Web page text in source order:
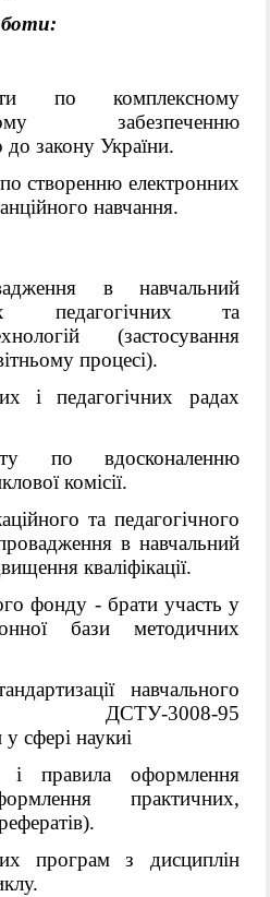
по комплексному
му забезпеченню
до законуУкраїни.
створенню електронних
навчання.
в навчальний
педагогічних та
(застосування
процесі).
і педагогічних радах
по вдосконаленню
комісії.
тапедагогічного
в навчальний
кваліфікації.
фонду -брати участь у
бази методичних
навчального
ДСТУ-3008-95
сфері наукиі
і правила оформлення
практичних,
програм з дисциплін
.